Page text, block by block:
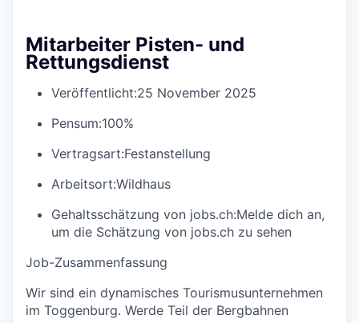
Mitarbeiter Pisten- und
Rettungsdienst
Veröffentlicht:25 November 2025
Pensum:100%
Vertragsart:Festanstellung
Arbeitsort:Wildhaus
Gehaltsschätzung von jobs.ch:Melde dich an,
um die Schätzung von jobs.ch zu sehen
Job-Zusammenfassung
Wir sind ein dynamisches Tourismusunternehmen
im Toggenburg. Werde Teil der Bergbahnen